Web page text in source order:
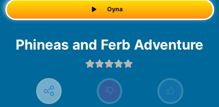
Oyna
Phineas and Ferb Adventure